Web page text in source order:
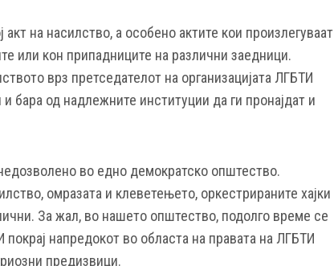
на насилство, а особено актите кои произлегуваат
или кон припадниците на различни заедници.
врз претседателот на организацијата ЛГБТИ
бара од надлежните институции да ги пронајдат и
во едно демократско општество.
омразата и клеветењето, оркестрираните хајки
За жал, во нашето општество, подолго време се
покрај напредокот во областа на правата на ЛГБТИ
предизвици.